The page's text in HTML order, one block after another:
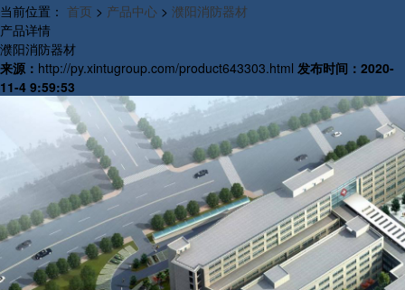
当前位置： 首页 > 产品中心 > 濮阳消防器材
产品详情
濮阳消防器材
来源： http://py.xintugroup.com/product643303.html 发布时间： 2020-
11-4 9:59:53